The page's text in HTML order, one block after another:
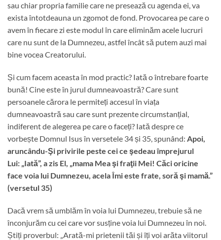
sau chiar propria familie care ne presează cu agenda ei, va
exista întotdeauna un zgomot de fond. Provocarea pe care o
avem în fiecare zi este modul în care eliminăm acele lucruri
care nu sunt de la Dumnezeu, astfel încât să putem auzi mai
bine vocea Creatorului.
Și cum facem aceasta în mod practic? Iată o întrebare foarte
bună! Cine este în jurul dumneavoastră? Care sunt
persoanele cărora le permiteți accesul în viața
dumneavoastră sau care sunt prezente circumstanțial,
indiferent de alegerea pe care o faceți? Iată despre ce
vorbește Domnul Isus în versetele 34 și 35, spunând: Apoi,
aruncându-Şi privirile peste cei ce şedeau împrejurul
Lui: „Iată”, a zis El, „mama Mea şi fraţii Mei! Căci oricine
face voia lui Dumnezeu, acela Îmi este frate, soră şi mamă.”
(versetul 35)
Dacă vrem să umblăm în voia lui Dumnezeu, trebuie să ne
înconjurăm cu cei care vor susține voia lui Dumnezeu în noi.
Știți proverbul: „Arată-mi prietenii tăi și îți voi arăta viitorul